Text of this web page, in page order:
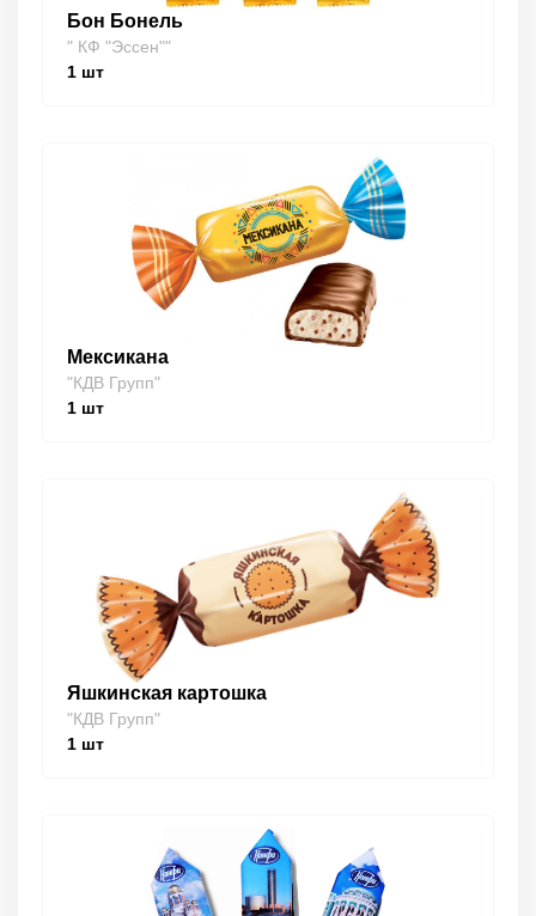
Бон Бонель
" КФ "Эссен""
1 шт
Мексикана
"КДВ Групп"
1 шт
Яшкинская картошка
"КДВ Групп"
1 шт